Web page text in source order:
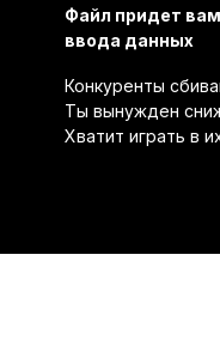
Конкуренты
Ты вынужден
Хватит играть в
Файл придет вам
ввода данных